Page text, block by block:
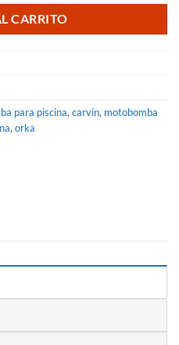
CARRITO
para piscina, carvin, motobomba
, orka